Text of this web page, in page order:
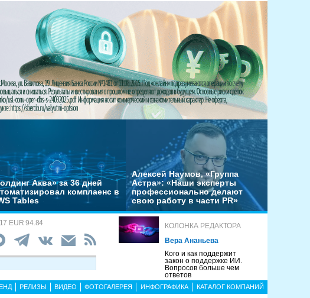
Аква» за 36 дней
комплаенс в
Tables
Алексей Наумов, «Группа
Астра»: «Наши эксперты
профессионально делают
свою работу в части PR»
EUR 94.84
КОЛОНКА РЕДАКТОРА
Вера Ананьева
Кого и как поддержит
закон о поддержке ИИ.
Вопросов больше чем
ответов
РЕЛИЗЫ ВИДЕО ФОТОГАЛЕРЕЯ ИНФОГРАФИКА КАТАЛОГ КОМПАНИЙ